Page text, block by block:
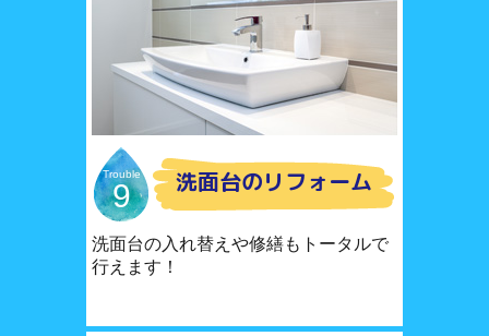
Trouble
9 洗面台のリフォーム
洗面台の入れ替えや修繕もトータルで
行えます！